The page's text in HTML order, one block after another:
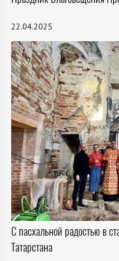
22.04.2025
С пасхальной радостью в
Татарстана